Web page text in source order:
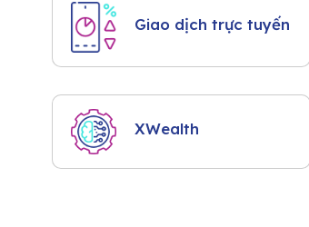
Giao dịch trực tuyến
XWealth